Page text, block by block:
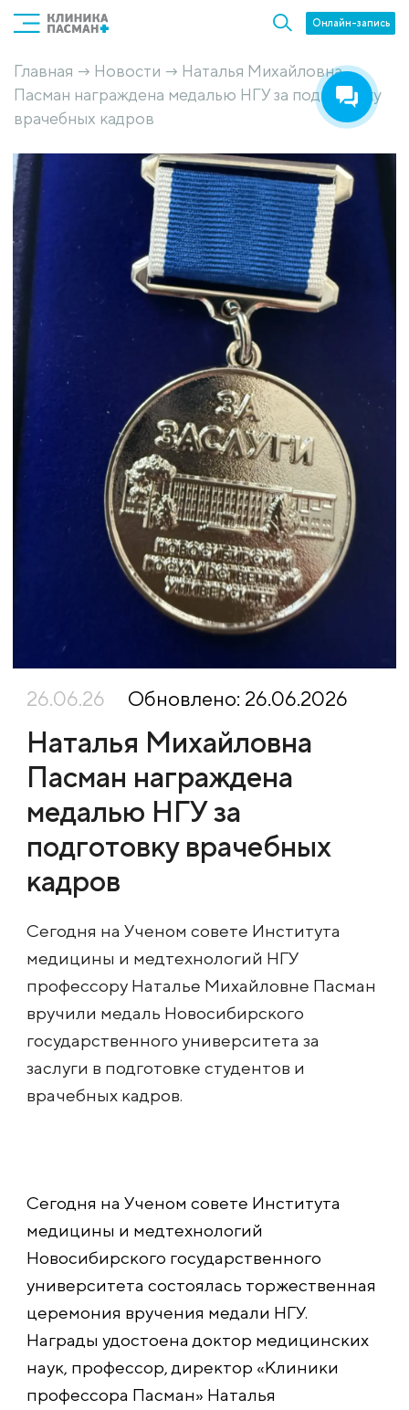
Онлайн-запись
Главная → Новости → Наталья Михайловна
Пасман награждена медалью НГУ за подготовку
врачебных кадров
26.06.26 Обновлено: 26.06.2026
Наталья Михайловна
Пасман награждена
медалью НГУ за
подготовку врачебных
кадров
Сегодня на Ученом совете Института
медицины и медтехнологий НГУ
профессору Наталье Михайловне Пасман
вручили медаль Новосибирского
государственного университета за
заслуги в подготовке студентов и
врачебных кадров.
Сегодня на Ученом совете Института
медицины и медтехнологий
Новосибирского государственного
университета состоялась торжественная
церемония вручения медали НГУ.
Награды удостоена доктор медицинских
наук, профессор, директор «Клиники
профессора Пасман» Наталья